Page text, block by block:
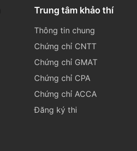
Trung tâm khảo thí
Thông tin chung
Chứng chỉ CNTT
Chứng chỉ GMAT
Chứng chỉ CPA
Chứng chỉ ACCA
Đăng ký thi